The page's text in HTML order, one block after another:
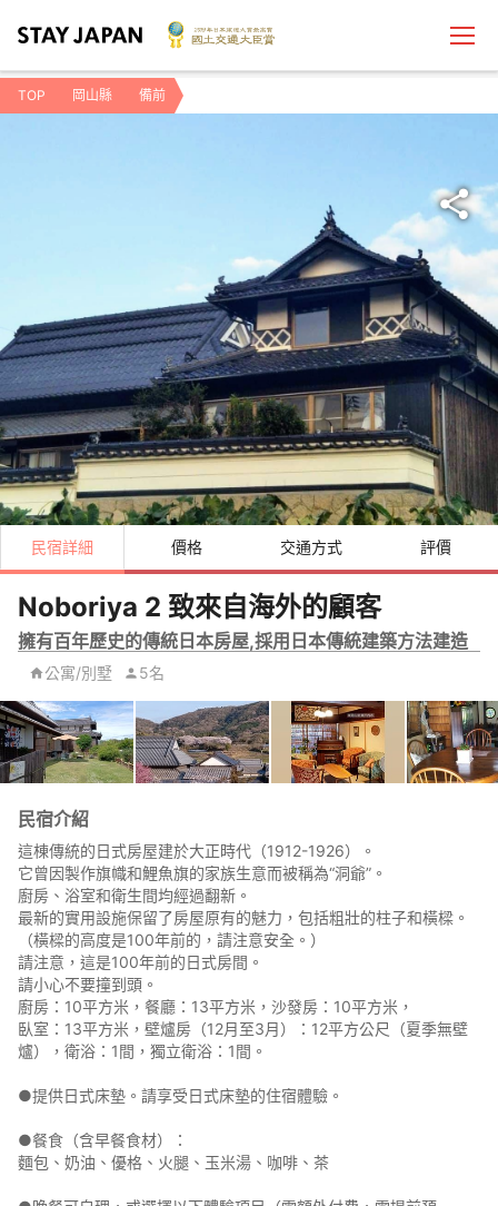
TOP 岡山縣 備前
民宿詳細 價格 交通方式 評價
Noboriya 2 致來自海外的顧客
擁有百年歷史的傳統日本房屋,採用日本傳統建築方法建造
公寓/別墅 5名
民宿介紹
這棟傳統的日式房屋建於大正時代（1912-1926）。
它曾因製作旗幟和鯉魚旗的家族生意而被稱為“洞爺”。
廚房、浴室和衛生間均經過翻新。
最新的實用設施保留了房屋原有的魅力，包括粗壯的柱子和橫樑。
（橫樑的高度是100年前的，請注意安全。）
請注意，這是100年前的日式房間。
請小心不要撞到頭。
廚房：10平方米，餐廳：13平方米，沙發房：10平方米，
臥室：13平方米，壁爐房（12月至3月）：12平方公尺（夏季無壁
爐），衛浴：1間，獨立衛浴：1間。
●提供日式床墊。請享受日式床墊的住宿體驗。
●餐食（含早餐食材）：
麵包、奶油、優格、火腿、玉米湯、咖啡、茶